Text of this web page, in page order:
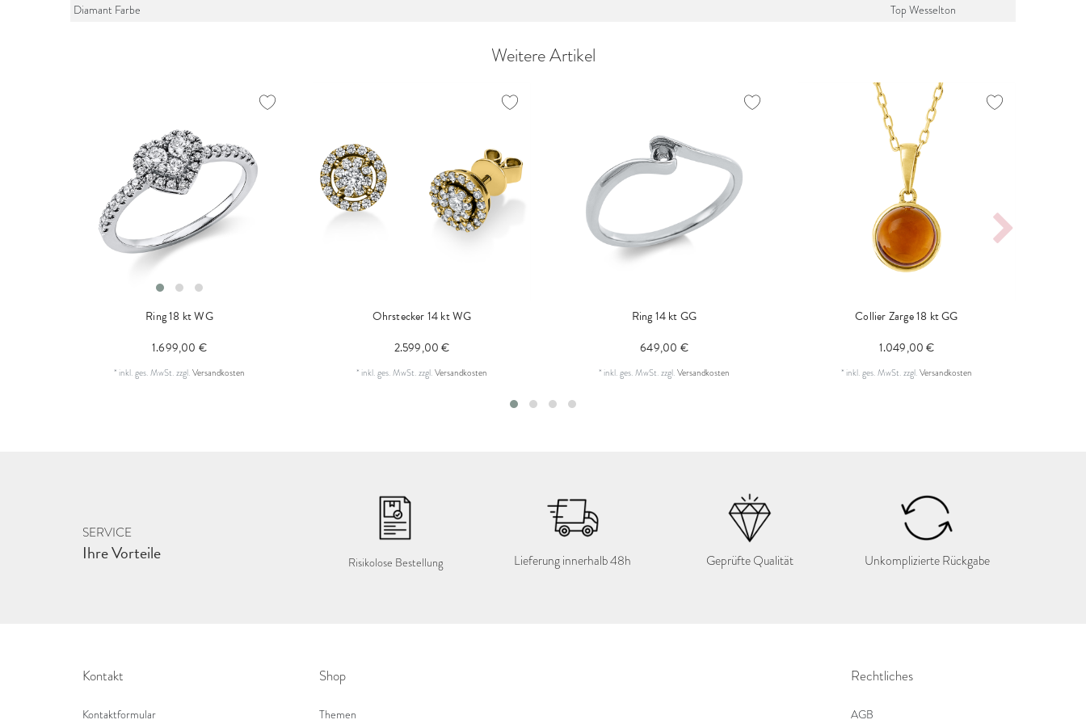
Diamant Farbe
Top Wesselton
Weitere Artikel
Ring 18 kt WG
1.699,00 €
* inkl. ges. MwSt.zzgl.Versandkosten
Ohrstecker 14 kt WG
2.599,00 €
* inkl. ges. MwSt.zzgl.Versandkosten
Ring 14 kt GG
649,00 €
* inkl. ges. MwSt.zzgl.Versandkosten
Collier Zarge 18 kt GG
1.049,00 €
* inkl. ges. MwSt.zzgl.Versandkosten
SERVICE
Ihre Vorteile Risikolose Bestellung Lieferung innerhalb 48h Geprüfte Qualität Unkomplizierte Rückgabe
Kontakt
Kontaktformular
Shop
Themen
Rechtliches
AGB